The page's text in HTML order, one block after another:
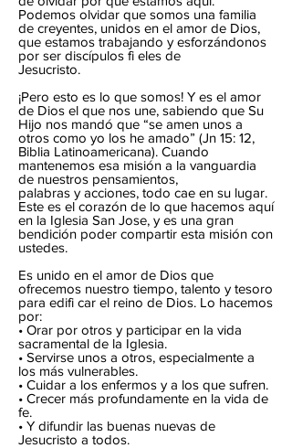
Podemos olvidar que somos una familia
de creyentes, unidos en el amor de Dios,
que estamos trabajando y esforzándonos
por ser discípulos fi eles de
Jesucristo.
¡Pero esto es lo que somos! Y es el amor
de Dios el que nos une, sabiendo que Su
Hijo nos mandó que “se amen unos a
otros como yo los he amado” (Jn 15: 12,
Biblia Latinoamericana). Cuando
mantenemos esa misión a la vanguardia
de nuestros pensamientos,
palabras y acciones, todo cae en su lugar.
Este es el corazón de lo que hacemos aquí
en la Iglesia San Jose, y es una gran
bendición poder compartir esta misión con
ustedes.
Es unido en el amor de Dios que
ofrecemos nuestro tiempo, talento y tesoro
para edifi car el reino de Dios. Lo hacemos
por:
• Orar por otros y participar en la vida
sacramental de la Iglesia.
• Servirse unos a otros, especialmente a
los más vulnerables.
• Cuidar a los enfermos y a los que sufren.
• Crecer más profundamente en la vida de
fe.
• Y difundir las buenas nuevas de
Jesucristo a todos.